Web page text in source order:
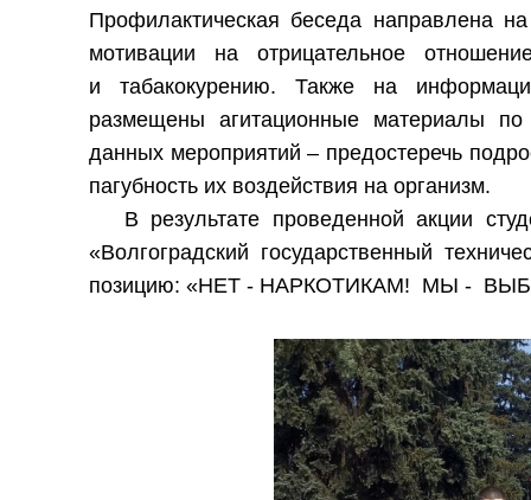
Профилактическая беседа направлена
мотивации на отрицательное
и табакокурению. Также на
размещены агитационные материалы
данных мероприятий – предостеречь
пагубность их воздействия на организм.
В результате проведенной акции
«Волгоградский государственный
позицию: «НЕТ - НАРКОТИКАМ! МЫ -